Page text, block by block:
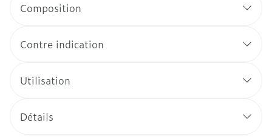
Composition
Contre indication
Utilisation
Détails